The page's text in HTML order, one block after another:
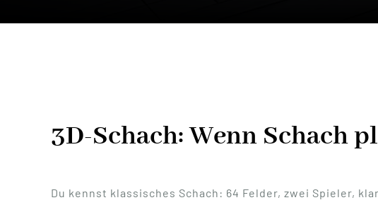
3D-Schach: Wenn Schach
Du kennst klassisches Schach: 64 Felder, zwei Spieler,